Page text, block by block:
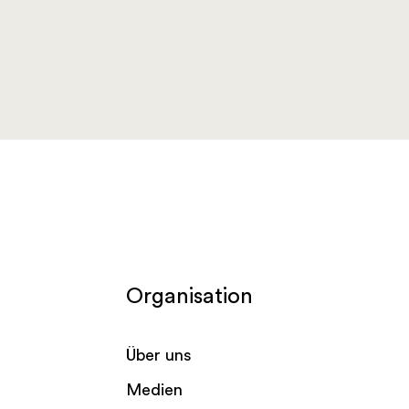
Organisation
Über uns
Medien